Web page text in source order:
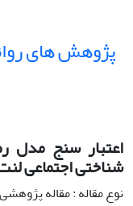
پژوهش های
اعتبار سنج مدل
شناختی اجتماعی
نوع مقاله : مقاله پژوهشی